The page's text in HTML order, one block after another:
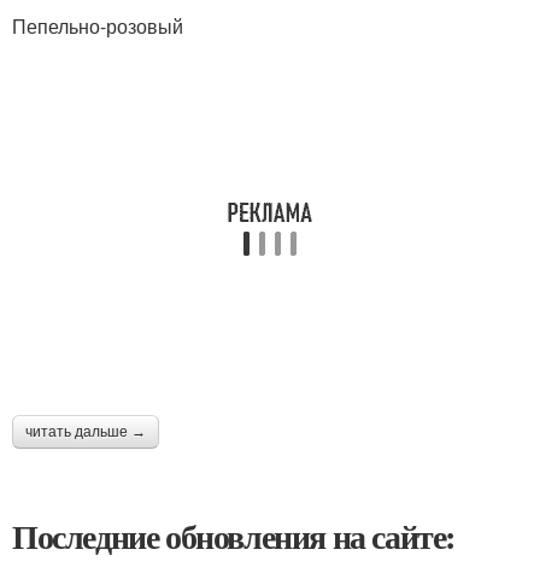
Пепельно-розовый
читать дальше →
Последние обновления на сайте: